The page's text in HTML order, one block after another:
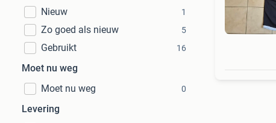
Nieuw
1
Zo goed als nieuw 5
Gebruikt 16
Moet nu weg
Moet nu weg
0
Levering